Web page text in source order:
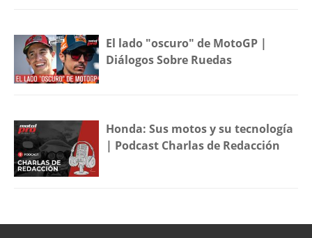
El lado "oscuro" de MotoGP |
Diálogos Sobre Ruedas
Honda: Sus motos y su tecnología
| Podcast Charlas de Redacción